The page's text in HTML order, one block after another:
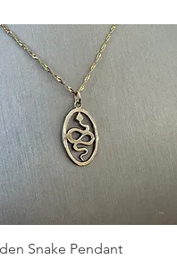
Schnellansicht
Snake Pendant